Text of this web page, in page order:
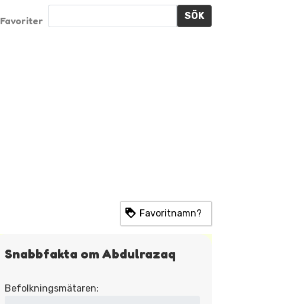
Favoriter SÖK
Favoritnamn?
Snabbfakta om Abdulrazaq
Befolkningsmätaren: